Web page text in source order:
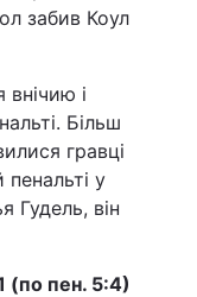
забив Коул
і
Більш
гравці
пенальті у
Гудель, він
(по пен. 5:4)